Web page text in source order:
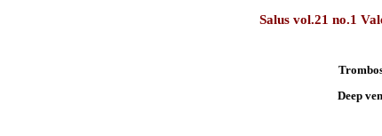
Salus vol.21 no.1
Deep